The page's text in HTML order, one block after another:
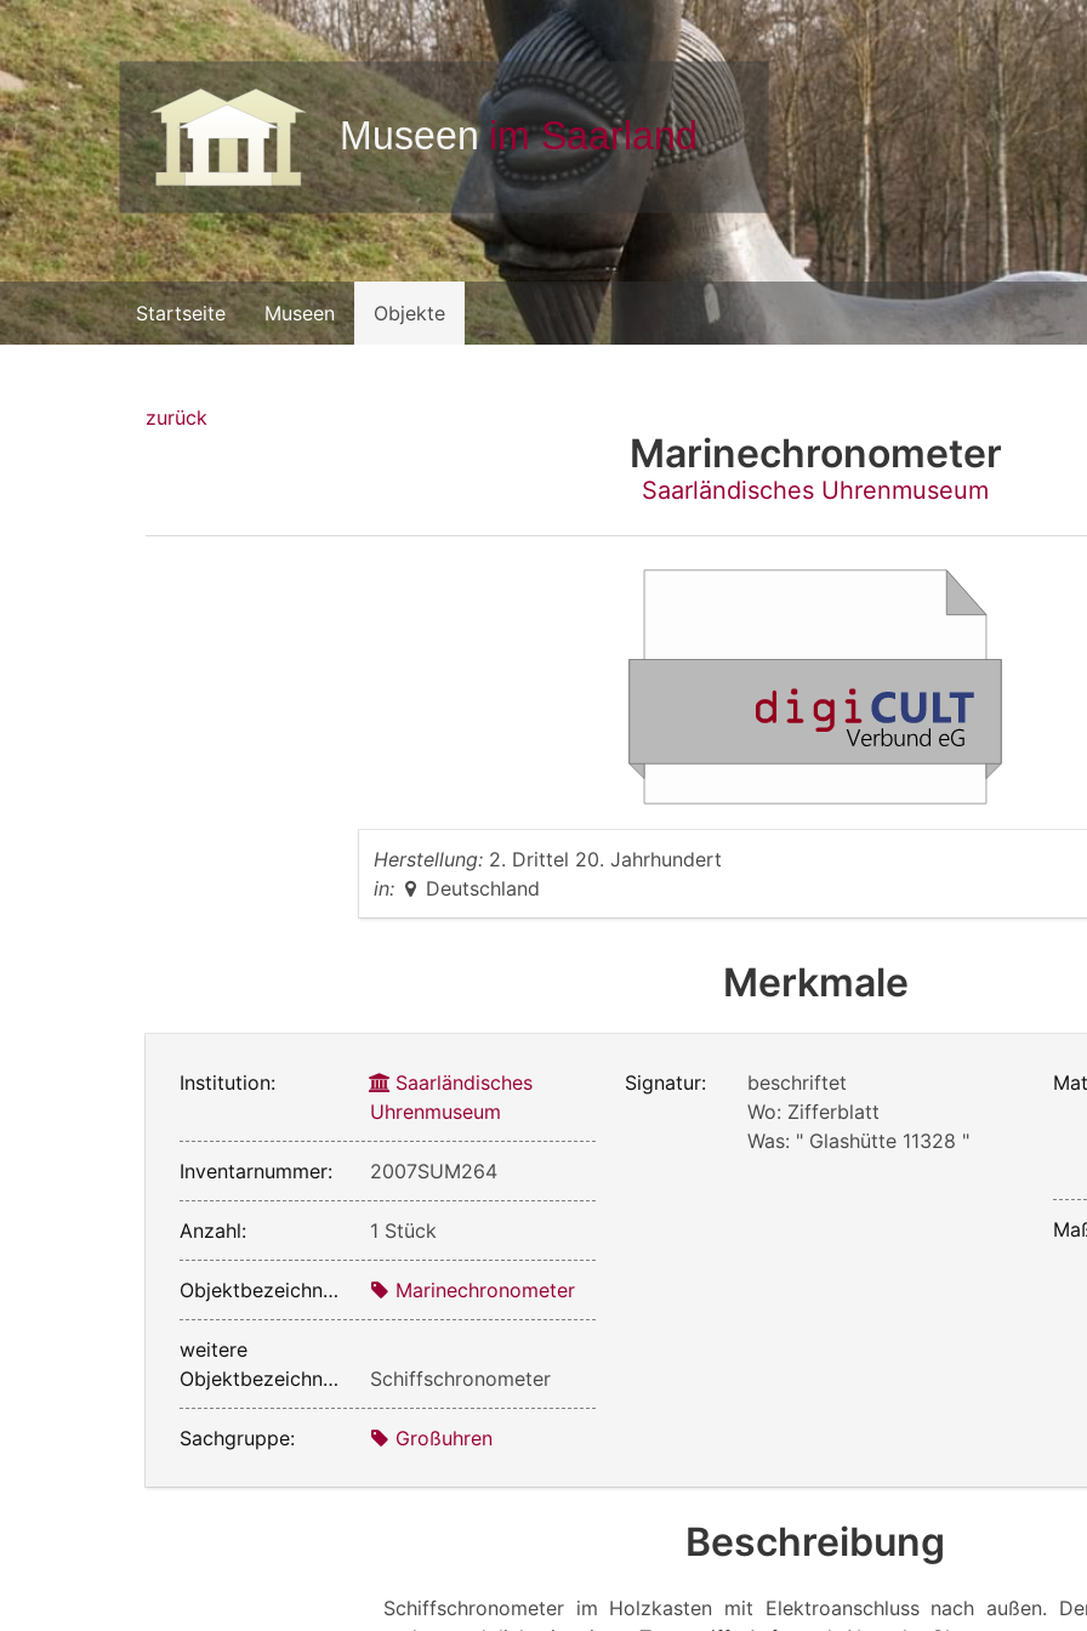
Startseite Museen Objekte
zurück
Marinechronometer
Saarländisches Uhrenmuseum
Herstellung: 2. Drittel 20. Jahrhundert
in:
Deutschland
Merkmale
Institution:
Saarländisches
Uhrenmuseum
Inventarnummer: 2007SUM264
Anzahl: 1 Stück
Objektbezeichnung: Marinechronometer
weitere
Objektbezeichnung:
Schiffschronometer
Sachgruppe: Großuhren
Signatur:
beschriftet
Wo: Zifferblatt
Was: " Glashütte 11328 "
Beschreibung
Schiffschronometer im Holzkasten mit Elektroanschluss nach außen.